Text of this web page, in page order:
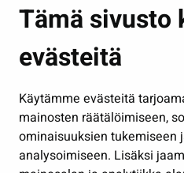
Tämä sivusto
evästeitä
Käytämme evästeitä
mainosten räätälöimiseen,
ominaisuuksien tukemiseen
analysoimiseen. Lisäksi
Kasvatus ja opetus
Kulttuuri ja liikunta
Työ ja yrittäminen
Osallistu ja asioi
Näytä omat evästeasetukseni